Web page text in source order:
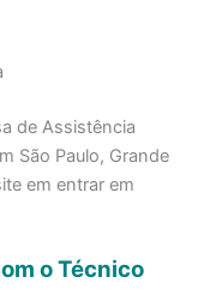
de Assistência
São Paulo, Grande
em entrar em
o Técnico